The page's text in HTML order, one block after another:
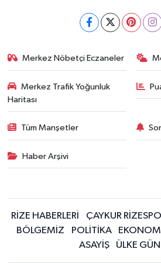
Merkez Nöbetçi Eczaneler
Merkez Trafik Yoğunluk
Haritası
Tüm Manşetler
Haber Arşivi
RİZE HABERLERİ ÇAYKUR
BÖLGEMİZ
POLİTİKA EKONOMİ
ASAYİŞ
ÜLKE